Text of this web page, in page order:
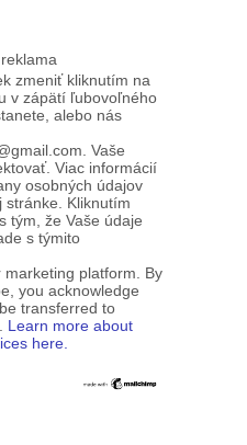
zmeniť kliknutím na
v zápätí ľubovoľného
alebo nás
Vaše
Viac informácií
osobných údajov
stránke. Kliknutím
tým, že Vaše údaje
s týmito
platform. By
you acknowledge
transferred to
Learn more about
here.